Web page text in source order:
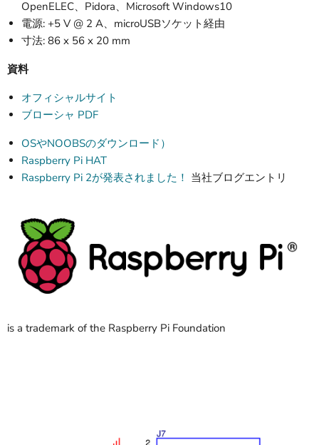
OpenELEC、Pidora、Microsoft Windows10
電源: +5 V @ 2 A、microUSBソケット経由
寸法: 86 x 56 x 20 mm
資料
オフィシャルサイト
ブローシャ PDF
OSやNOOBSのダウンロード）
Raspberry Pi HAT
Raspberry Pi 2が発表されました！ 当社ブログエントリ
is a trademark of the Raspberry Pi Foundation